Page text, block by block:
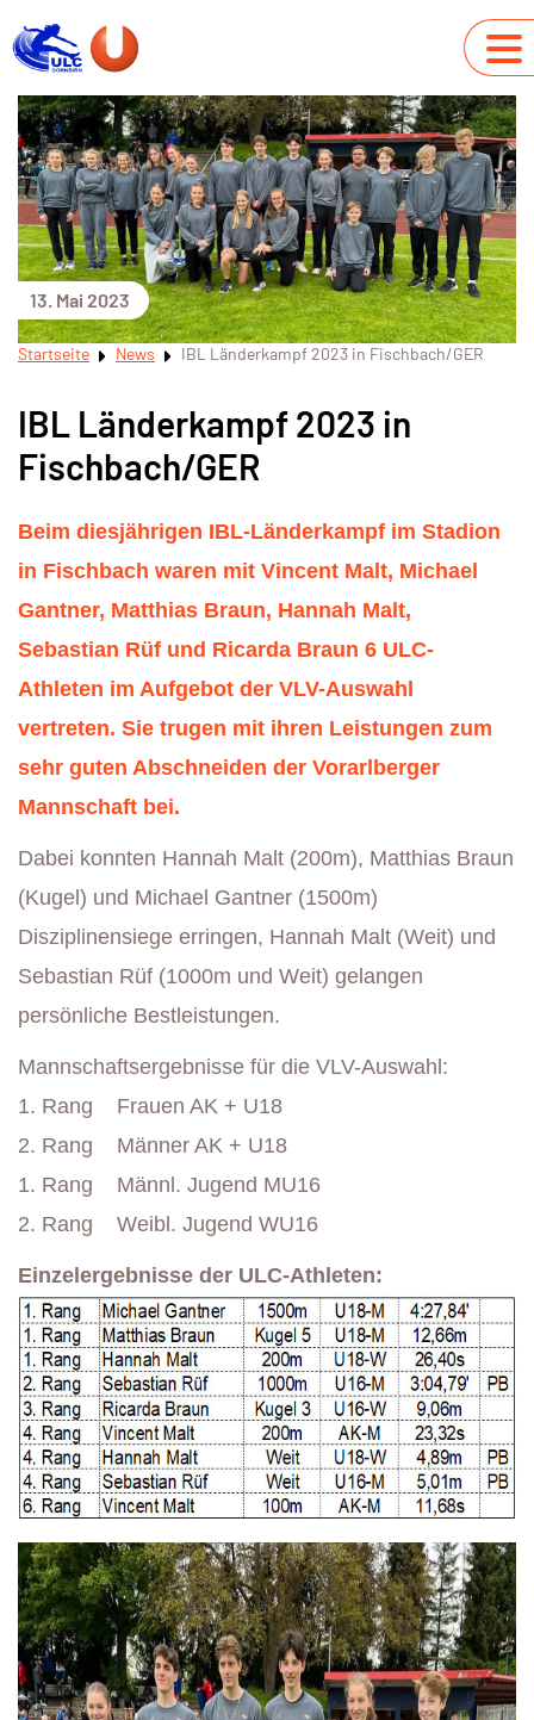
13. Mai 2023
Startseite News IBL Länderkampf 2023 in Fischbach/GER
IBL Länderkampf 2023 in
Fischbach/GER
Beim diesjährigen IBL-Länderkampf im Stadion
in Fischbach waren mit Vincent Malt, Michael
Gantner, Matthias Braun, Hannah Malt,
Sebastian Rüf und Ricarda Braun 6 ULC-
Athleten im Aufgebot der VLV-Auswahl
vertreten. Sie trugen mit ihren Leistungen zum
sehr guten Abschneiden der Vorarlberger
Mannschaft bei.
Dabei konnten Hannah Malt (200m), Matthias Braun
(Kugel) und Michael Gantner (1500m)
Disziplinensiege erringen, Hannah Malt (Weit) und
Sebastian Rüf (1000m und Weit) gelangen
persönliche Bestleistungen.
Mannschaftsergebnisse für die VLV-Auswahl:
1. Rang Frauen AK + U18
2. Rang Männer AK + U18
1. Rang Männl. Jugend MU16
2. Rang Weibl. Jugend WU16
Einzelergebnisse der ULC-Athleten: